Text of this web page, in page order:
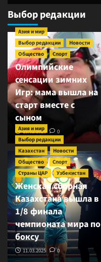
Выбор редакции
Азия и мир
Выбор редакции
Новости
Общество
Спорт
Олимпийские
сенсации зимних
Игр: мама вышла на
старт вместе с
сыном
18.02.2026 0
Азия и мир
Выбор редакции
Казахстан
Новости
Общество
Спорт
Страны ЦАР
Узбекистан
Женская сборная
Казахстана вышла в
1/8 финала
чемпионата мира по
боксу
11.03.2025 0